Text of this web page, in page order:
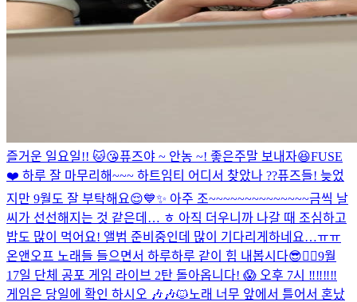
즐거운 일요일!! 🐱😘퓨즈야 ~ 안농 ~! 좋은주말 보내자😆FUSE
❤️ 하루 잘 마무리해~~~ 하트임티 어디서 찾았나 ??퓨즈들! 늦었
지만 9월도 잘 부탁해요😌💙✨ 아주 조~~~~~~~~~~~~~~금씩 날
씨가 선선해지는 것 같은데… ㅎ 아직 더우니까 나갈 때 조심하고
밥도 많이 먹어요! 앨범 준비중인데 많이 기다리게하네요…ㅠㅠ
온앤오프 노래들 들으면서 하루하루 같이 힘 내봅시다😎❤️‍🔥9월
17일 단체 공포 게임 라이브 2탄 돌아옵니다! 😱 오후 7시 ‼️‼️‼️‼️
게임은 당일에 확인 하시오 🎶🎶🐱노래 너무 앞에서 틀어서 혼났